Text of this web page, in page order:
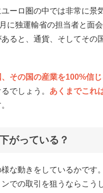
ーロ圏の中では非常に
に独運輸省の担当者と面
ると、通貨、そしてその
その国の産業を100%信
でしょう。 あくまでこれ
がっている？
な動きをしているかで
での取引を狙うならこう